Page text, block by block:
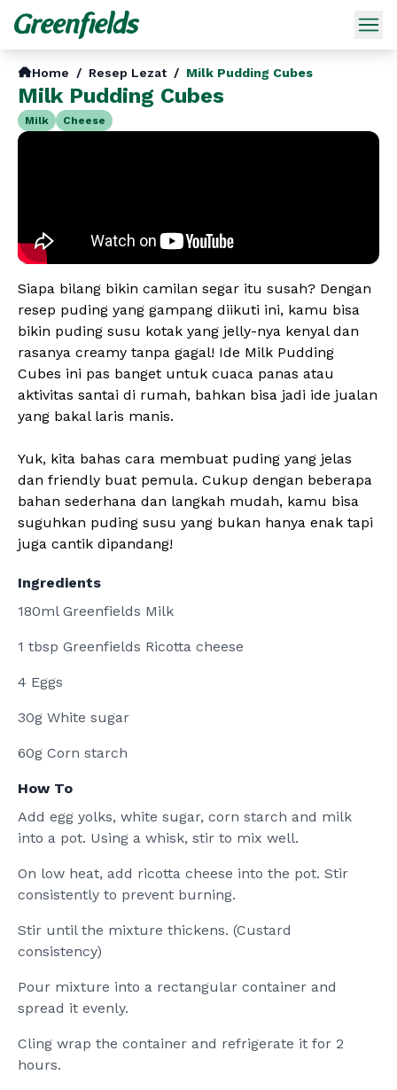
Home / Resep Lezat / Milk Pudding Cubes
Milk Pudding Cubes
Milk Cheese
Siapa bilang bikin camilan segar itu susah? Dengan
resep puding yang gampang diikuti ini, kamu bisa
bikin puding susu kotak yang jelly-nya kenyal dan
rasanya creamy tanpa gagal! Ide Milk Pudding
Cubes ini pas banget untuk cuaca panas atau
aktivitas santai di rumah, bahkan bisa jadi ide jualan
yang bakal laris manis.
Yuk, kita bahas cara membuat puding yang jelas
dan friendly buat pemula. Cukup dengan beberapa
bahan sederhana dan langkah mudah, kamu bisa
suguhkan puding susu yang bukan hanya enak tapi
juga cantik dipandang!
Ingredients
180ml Greenfields Milk
1 tbsp Greenfields Ricotta cheese
4 Eggs
30g White sugar
60g Corn starch
How To
Add egg yolks, white sugar, corn starch and milk
into a pot. Using a whisk, stir to mix well.
On low heat, add ricotta cheese into the pot. Stir
consistently to prevent burning.
Stir until the mixture thickens. (Custard
consistency)
Pour mixture into a rectangular container and
spread it evenly.
Cling wrap the container and refrigerate it for 2
hours.